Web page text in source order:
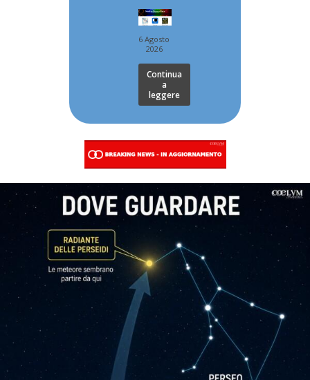
6 Agosto
2026
Continua
a
leggere